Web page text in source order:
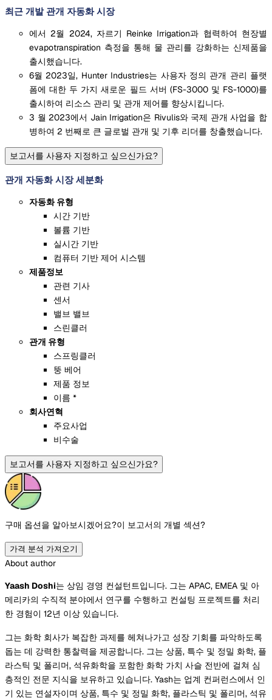
최근 개발 관개 자동화 시장
에서 2월 2024, 자르기 Reinke Irrigation과 협력하여 현장별
evapotranspiration 측정을 통해 물 관리를 강화하는 신제품을
출시했습니다.
6월 2023일, Hunter Industries는 사용자 정의 관개 관리 플랫
폼에 대한 두 가지 새로운 필드 서버 (FS-3000 및 FS-1000)를
출시하여 리소스 관리 및 관개 제어를 향상시킵니다.
3 월 2023에서 Jain Irrigation은 Rivulis와 국제 관개 사업을 합
병하여 2 번째로 큰 글로벌 관개 및 기후 리더를 창출했습니다.
보고서를 사용자 지정하고 싶으신가요?
관개 자동화 시장 세분화
자동화 유형
시간 기반
볼륨 기반
실시간 기반
컴퓨터 기반 제어 시스템
제품정보
관련 기사
센서
밸브 밸브
스린클러
관개 유형
스프링클러
뚱 베어
제품 정보
이름 *
회사연혁
주요사업
비수술
보고서를 사용자 지정하고 싶으신가요?
구매 옵션을 알아보시겠어요?이 보고서의 개별 섹션?
가격 분석 가져오기
About author
Yaash Doshi는 상임 경영 컨설턴트입니다. 그는 APAC, EMEA 및 아
메리카의 수직적 분야에서 연구를 수행하고 컨설팅 프로젝트를 처리
한 경험이 12년 이상 있습니다.
그는 화학 회사가 복잡한 과제를 헤쳐나가고 성장 기회를 파악하도록
돕는 데 강력한 통찰력을 제공합니다. 그는 상품, 특수 및 정밀 화학, 플
라스틱 및 폴리머, 석유화학을 포함한 화학 가치 사슬 전반에 걸쳐 심
층적인 전문 지식을 보유하고 있습니다. Yash는 업계 컨퍼런스에서 인
기 있는 연설자이며 상품, 특수 및 정밀 화학, 플라스틱 및 폴리머, 석유